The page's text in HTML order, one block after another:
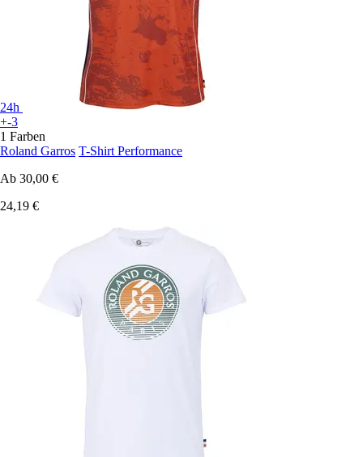
24h
+-3
1 Farben
Roland Garros T-Shirt Performance
Ab 30,00 €
24,19 €